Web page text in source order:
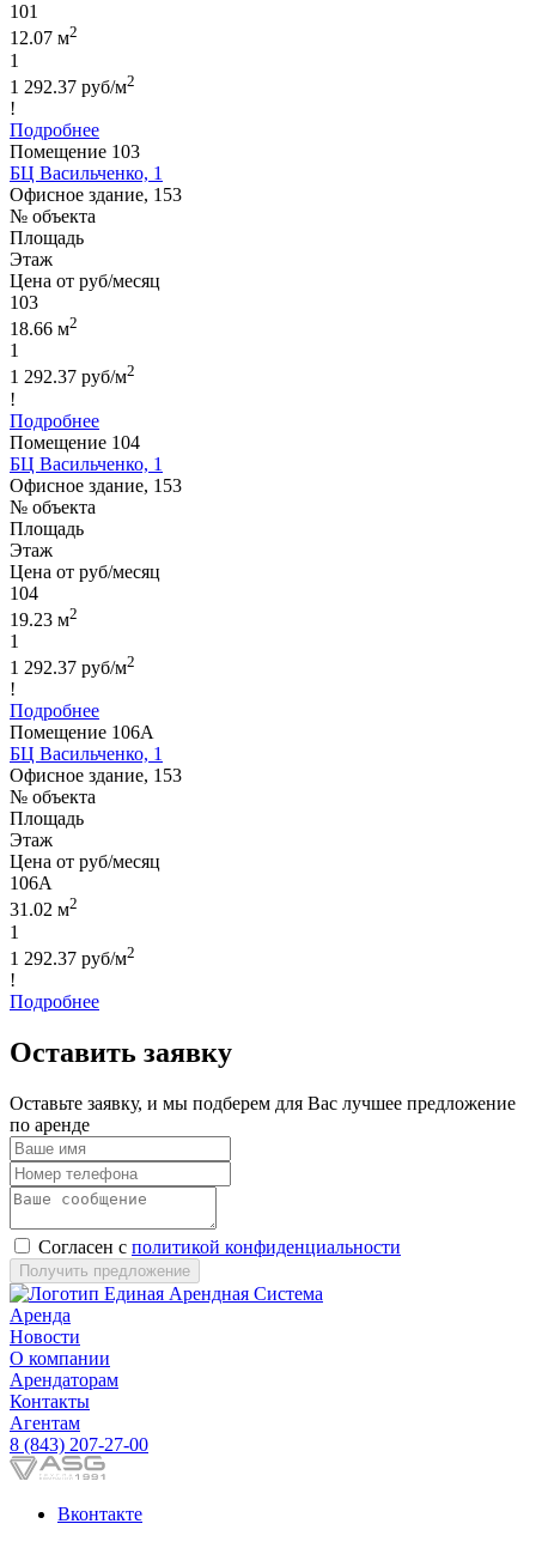
101
12.07 м2
1
1 292.37 руб/м2
!
Подробнее
Помещение 103
БЦ Васильченко, 1
Офисное здание, 153
№ объекта
Площадь
Этаж
Цена от руб/месяц
103
18.66 м2
1
1 292.37 руб/м2
!
Подробнее
Помещение 104
БЦ Васильченко, 1
Офисное здание, 153
№ объекта
Площадь
Этаж
Цена от руб/месяц
104
19.23 м2
1
1 292.37 руб/м2
!
Подробнее
Помещение 106А
БЦ Васильченко, 1
Офисное здание, 153
№ объекта
Площадь
Этаж
Цена от руб/месяц
106А
31.02 м2
1
1 292.37 руб/м2
!
Подробнее
Оставить заявку
Оставьте заявку, и мы подберем для Вас лучшее предложение
по аренде
Согласен с политикой конфиденциальности
Получить предложение
Аренда
Новости
О компании
Арендаторам
Контакты
Агентам
8 (843) 207-27-00
Вконтакте